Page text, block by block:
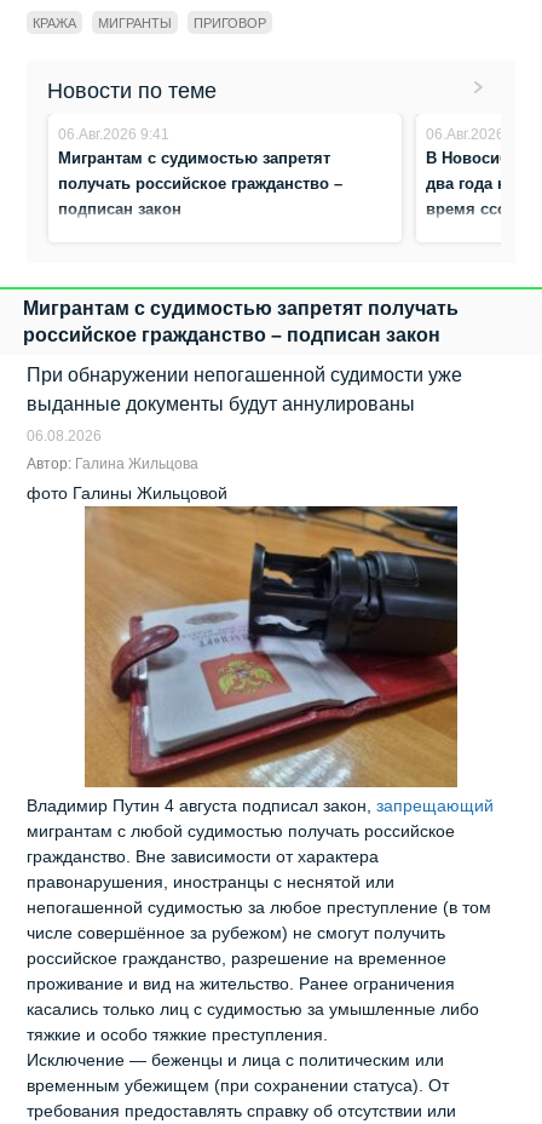
КРАЖА МИГРАНТЫ ПРИГОВОР
Новости по теме
06.Авг.2026 9:41
Мигрантам с судимостью запретят
получать российское гражданство –
подписан закон
06.Авг.2026 8:12
В
два года
время ссоры
Мигрантам с судимостью запретят получать
российское гражданство – подписан закон
При обнаружении непогашенной судимости уже
выданные документы будут аннулированы
06.08.2026
Автор: Галина Жильцова
фото Галины Жильцовой
Владимир Путин 4 августа подписал закон,запрещающий
мигрантам с любой судимостью получать российское
гражданство. Вне зависимости от характера
правонарушения, иностранцы с неснятой или
непогашенной судимостью за любое преступление (в том
числе совершённое за рубежом) не смогут получить
российское гражданство, разрешение на временное
проживание и вид на жительство. Ранее ограничения
касались только лиц с судимостью за умышленные либо
тяжкие и особо тяжкие преступления.
Исключение — беженцы и лица с политическим или
временным убежищем (при сохранении статуса). От
требования предоставлять справку об отсутствии или